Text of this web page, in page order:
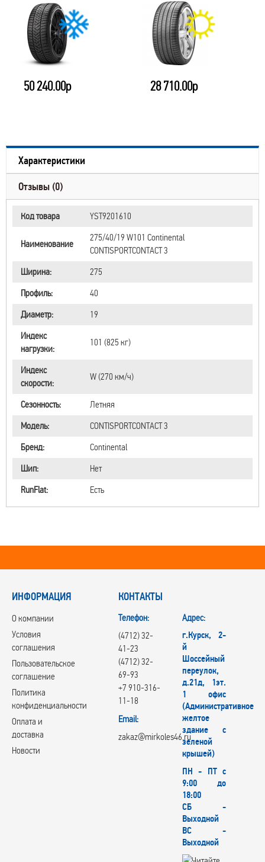
50 240.00р 28 710.00р
Характеристики
Отзывы (0)
Код товара YST9201610
Наименование
275/40/19 W101 Continental
CONTISPORTCONTACT 3
Ширина:
275
Профиль:
40
Диаметр:
19
Индекс
нагрузки:
101 (825 кг)
Индекс
скорости:
W (270 км/ч)
Сезонность:
Летняя
Модель:
CONTISPORTCONTACT 3
Бренд:
Continental
Шип:
Нет
RunFlat:
Есть
ИНФОРМАЦИЯ
О компании
Условия
соглашения
Пользовательское
соглашение
Политика
конфиденциальности
Оплата и
доставка
Новости
КОНТАКТЫ
Телефон:
(4712) 32-
41-23
(4712) 32-
69-93
+7 910-316-
11-18
Email:
zakaz@mirkoles46.ru
Адрес:
г.Курск, 2-
й
Шоссейный
переулок,
д.21д, 1эт.
1 офис
(Административное
желтое
здание с
зеленой
крышей)
ПН - ПТ с
9:00 до
18:00
СБ -
Выходной
ВС -
Выходной